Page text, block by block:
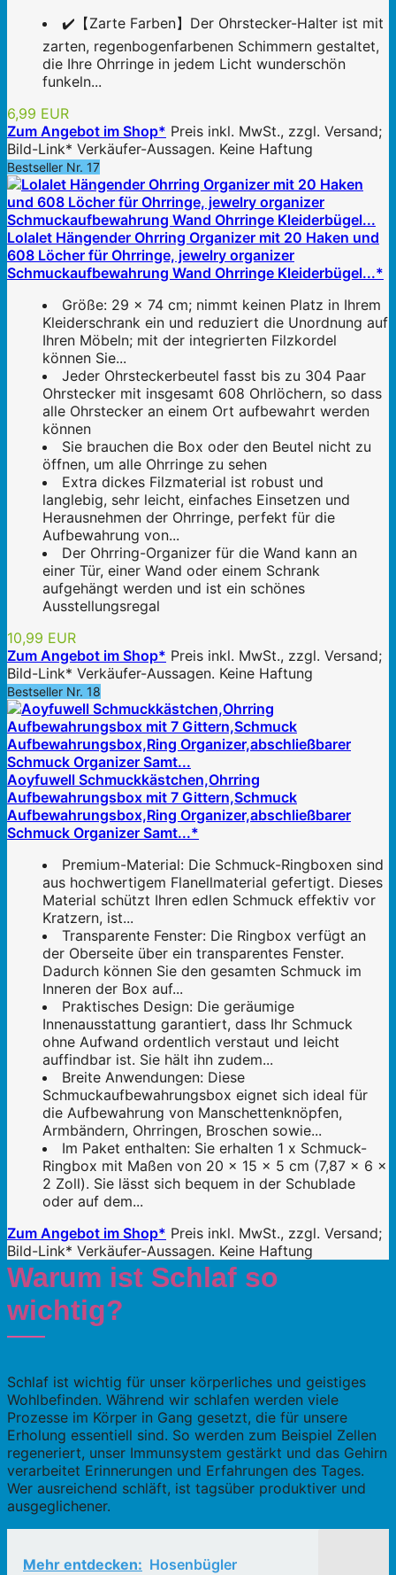
✔️【Zarte Farben】Der Ohrstecker-Halter ist mit
zarten, regenbogenfarbenen Schimmern gestaltet,
die Ihre Ohrringe in jedem Licht wunderschön
funkeln...
6,99 EUR
Zum Angebot im Shop* Preis inkl. MwSt., zzgl. Versand;
Bild-Link* Verkäufer-Aussagen. Keine Haftung
Bestseller Nr. 17
Lolalet Hängender Ohrring Organizer mit 20 Haken und
608 Löcher für Ohrringe, jewelry organizer
Schmuckaufbewahrung Wand Ohrringe Kleiderbügel...*
Größe: 29 x 74 cm; nimmt keinen Platz in Ihrem
Kleiderschrank ein und reduziert die Unordnung auf
Ihren Möbeln; mit der integrierten Filzkordel
können Sie...
Jeder Ohrsteckerbeutel fasst bis zu 304 Paar
Ohrstecker mit insgesamt 608 Ohrlöchern, so dass
alle Ohrstecker an einem Ort aufbewahrt werden
können
Sie brauchen die Box oder den Beutel nicht zu
öffnen, um alle Ohrringe zu sehen
Extra dickes Filzmaterial ist robust und
langlebig, sehr leicht, einfaches Einsetzen und
Herausnehmen der Ohrringe, perfekt für die
Aufbewahrung von...
Der Ohrring-Organizer für die Wand kann an
einer Tür, einer Wand oder einem Schrank
aufgehängt werden und ist ein schönes
Ausstellungsregal
10,99 EUR
Zum Angebot im Shop* Preis inkl. MwSt., zzgl. Versand;
Bild-Link* Verkäufer-Aussagen. Keine Haftung
Bestseller Nr. 18
Aoyfuwell Schmuckkästchen,Ohrring
Aufbewahrungsbox mit 7 Gittern,Schmuck
Aufbewahrungsbox,Ring Organizer,abschließbarer
Schmuck Organizer Samt...*
Premium-Material: Die Schmuck-Ringboxen sind
aus hochwertigem Flanellmaterial gefertigt. Dieses
Material schützt Ihren edlen Schmuck effektiv vor
Kratzern, ist...
Transparente Fenster: Die Ringbox verfügt an
der Oberseite über ein transparentes Fenster.
Dadurch können Sie den gesamten Schmuck im
Inneren der Box auf...
Praktisches Design: Die geräumige
Innenausstattung garantiert, dass Ihr Schmuck
ohne Aufwand ordentlich verstaut und leicht
auffindbar ist. Sie hält ihn zudem...
Breite Anwendungen: Diese
Schmuckaufbewahrungsbox eignet sich ideal für
die Aufbewahrung von Manschettenknöpfen,
Armbändern, Ohrringen, Broschen sowie...
Im Paket enthalten: Sie erhalten 1 x Schmuck-
Ringbox mit Maßen von 20 x 15 x 5 cm (7,87 x 6 x
2 Zoll). Sie lässt sich bequem in der Schublade
oder auf dem...
Zum Angebot im Shop* Preis inkl. MwSt., zzgl. Versand;
Bild-Link* Verkäufer-Aussagen. Keine Haftung
Warum ist Schlaf so
wichtig?
Schlaf ist wichtig für unser körperliches und geistiges
Wohlbefinden. Während wir schlafen werden viele
Prozesse im Körper in Gang gesetzt, die für unsere
Erholung essentiell sind. So werden zum Beispiel Zellen
regeneriert, unser Immunsystem gestärkt und das Gehirn
verarbeitet Erinnerungen und Erfahrungen des Tages.
Wer ausreichend schläft, ist tagsüber produktiver und
ausgeglichener.
Mehr entdecken: Hosenbügler